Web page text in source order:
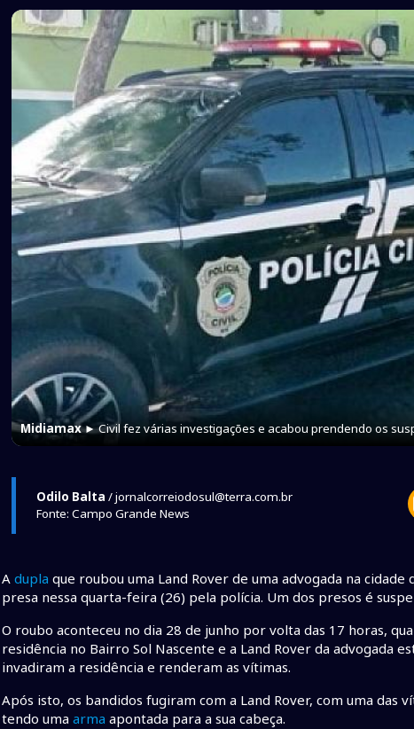
Midiamax► Civil fez várias investigações e acabou prendendo os
Odilo Balta / jornalcorreiodosul@terra.com.br
Fonte: Campo Grande News
A dupla que roubou uma Land Rover de uma advogada na cidade
presa nessa quarta-feira (26) pela polícia. Um dos presos é
O roubo aconteceu no dia 28 de junho por volta das 17 horas,
residência no Bairro Sol Nascente e a Land Rover da advogada
invadiram a residência e renderam as vítimas.
Após isto, os bandidos fugiram com a Land Rover, com uma
tendo uma arma apontada para a sua cabeça.